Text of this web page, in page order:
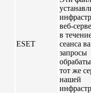
ESET
веб-
в
сеанса
запросы
тот же
нашей